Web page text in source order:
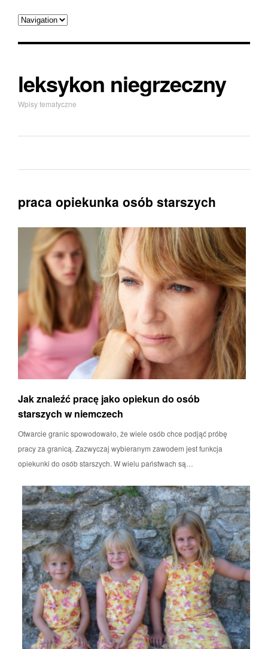
leksykon niegrzeczny
Wpisy tematyczne
praca opiekunka osób starszych
Jak znaleźć pracę jako opiekun do osób
starszych w niemczech
Otwarcie granic spowodowało, że wiele osób chce podjąć próbę
pracy za granicą. Zazwyczaj wybieranym zawodem jest funkcja
opiekunki do osób starszych. W wielu państwach są…